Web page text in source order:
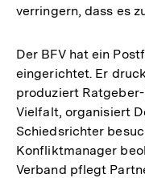
verringern, dass es
Der BFV hat ein
eingerichtet. Er
produziert
Vielfalt, organisiert
Schiedsrichter
Konfliktmanager
Verband pflegt